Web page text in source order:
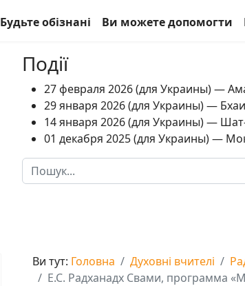
Будьте обізнані Ви можете допомогти
Події
27 февраля 2026 (для Украины) —
29 января 2026 (для Украины) —
14 января 2026 (для Украины) —
01 декабря 2025 (для Украины) —
Пошук
Ви тут: Головна Духовні вчителі
Е.С. Радханадх Свами, программа